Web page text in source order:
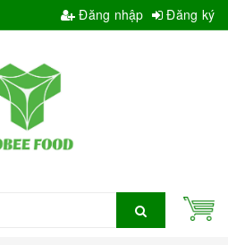
Đăng nhập Đăng ký